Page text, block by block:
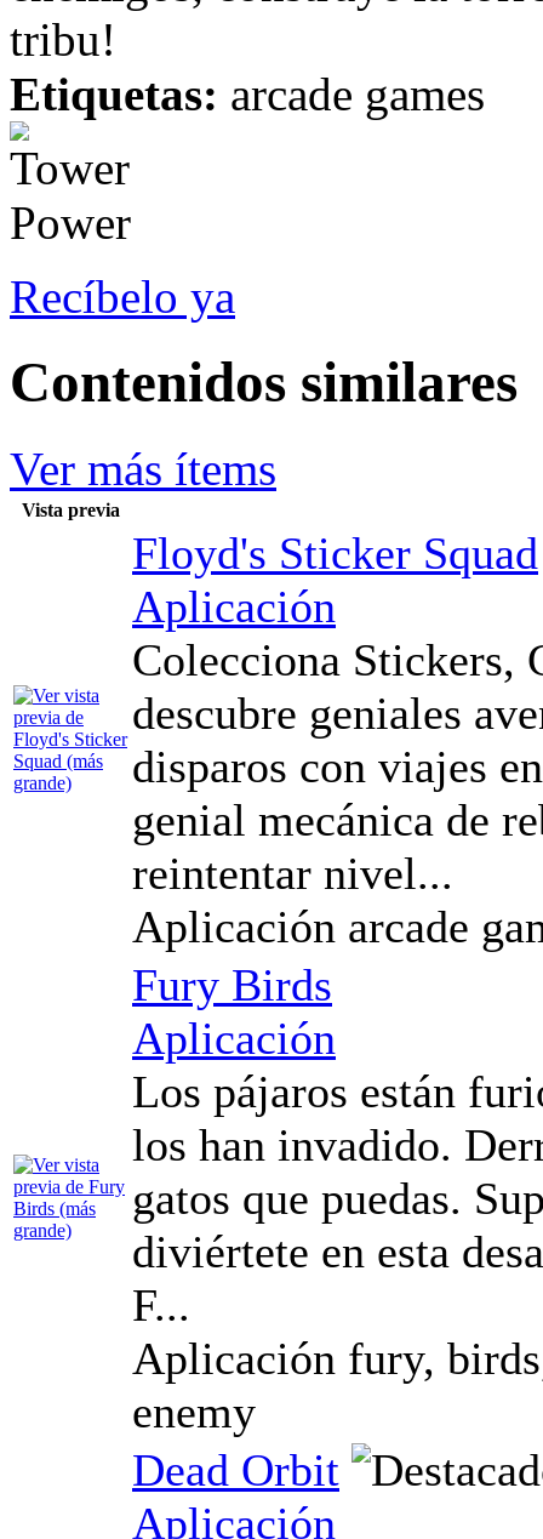
tribu!
Etiquetas: arcade games
Recíbelo ya
Contenidos similares
Ver más ítems
Vista previa
Floyd's Sticker Squad
Aplicación
Colecciona Stickers,
descubre geniales
disparos con viajes
genial mecánica de
reintentar nivel...
Aplicación arcade
Fury Birds
Aplicación
Los pájaros están
los han invadido.
gatos que puedas.
diviértete en esta
F...
Aplicación fury,
enemy
Dead Orbit
Aplicación